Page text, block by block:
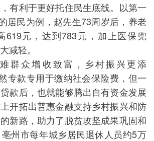
有利于更好托住民生底线。以第一
居民为例，赵先生73周岁后，养老
619元，达到783元，加上医保兜
减轻。
众增收致富，乡村振兴更添
专款专用于缴纳社会保险费，但一
款后，也就能够腾出自有资金发展
开拓出普惠金融支持乡村振兴和防
新路，助力了脱贫攻坚成果巩固和
州市每年城乡居民退休人员约5万